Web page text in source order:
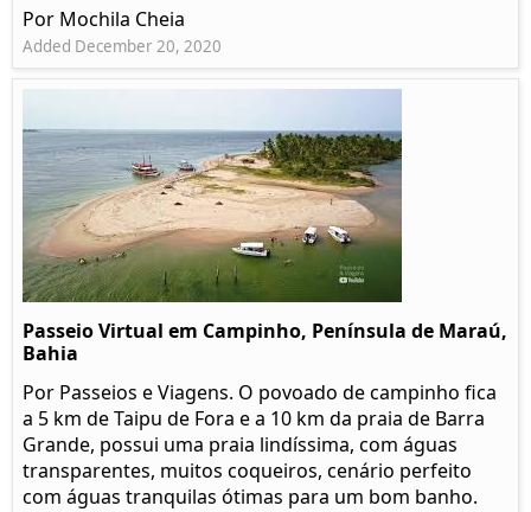
Por Mochila Cheia
Added December 20, 2020
Passeio Virtual em Campinho, Península de Maraú,
Bahia
Por Passeios e Viagens. O povoado de campinho fica
a 5 km de Taipu de Fora e a 10 km da praia de Barra
Grande, possui uma praia lindíssima, com águas
transparentes, muitos coqueiros, cenário perfeito
com águas tranquilas ótimas para um bom banho.